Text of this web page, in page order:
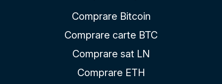
Comprare Bitcoin
Comprare carte BTC
Comprare sat LN
Comprare ETH